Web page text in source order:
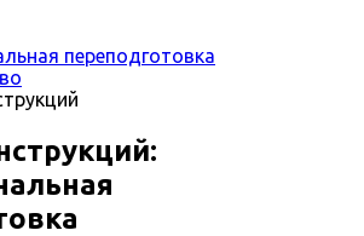
переподготовка